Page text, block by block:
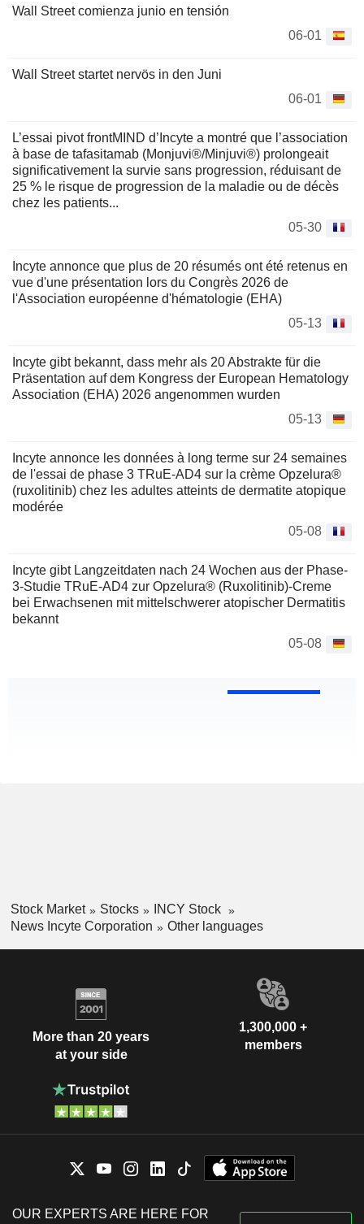
Wall Street comienza junio en tensión
06-01
Wall Street startet nervös in den Juni
06-01
L’essai pivot frontMIND d’Incyte a montré que l’association
à base de tafasitamab (Monjuvi®/Minjuvi®) prolongeait
significativement la survie sans progression, réduisant de
25 % le risque de progression de la maladie ou de décès
chez les patients...
05-30
Incyte annonce que plus de 20 résumés ont été retenus en
vue d'une présentation lors du Congrès 2026 de
l'Association européenne d'hématologie (EHA)
05-13
Incyte gibt bekannt, dass mehr als 20 Abstrakte für die
Präsentation auf dem Kongress der European Hematology
Association (EHA) 2026 angenommen wurden
05-13
Incyte annonce les données à long terme sur 24 semaines
de l'essai de phase 3 TRuE-AD4 sur la crème Opzelura®
(ruxolitinib) chez les adultes atteints de dermatite atopique
modérée
05-08
Incyte gibt Langzeitdaten nach 24 Wochen aus der Phase-
3-Studie TRuE-AD4 zur Opzelura® (Ruxolitinib)-Creme
bei Erwachsenen mit mittelschwerer atopischer Dermatitis
bekannt
05-08
Stock Market Stocks
INCY Stock
News Incyte Corporation
Other languages
More than 20 years
at your side
1,300,000 +
members
OUR EXPERTS ARE HERE FOR